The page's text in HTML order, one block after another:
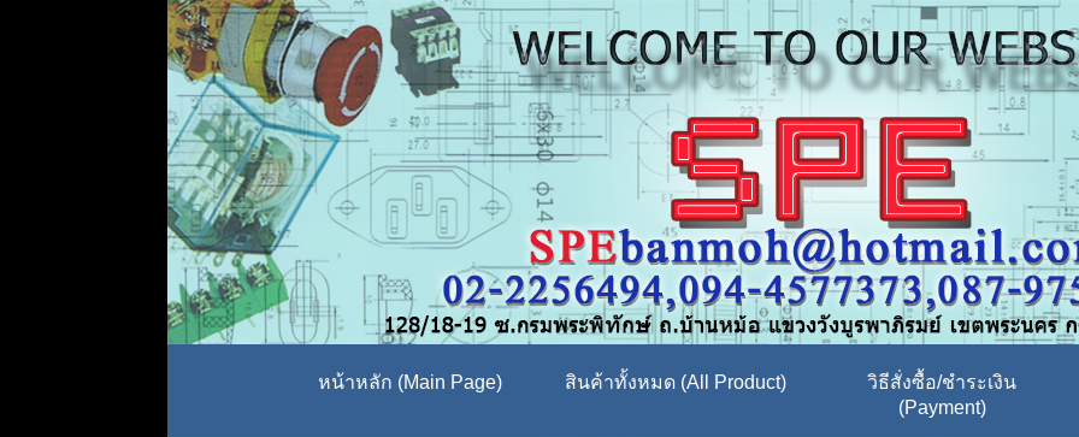
หน้าหลัก (Main Page) สินค้าทั้งหมด (All Product)
วิธีสั่งซื้อ/ชำระเงิน
(Payment)